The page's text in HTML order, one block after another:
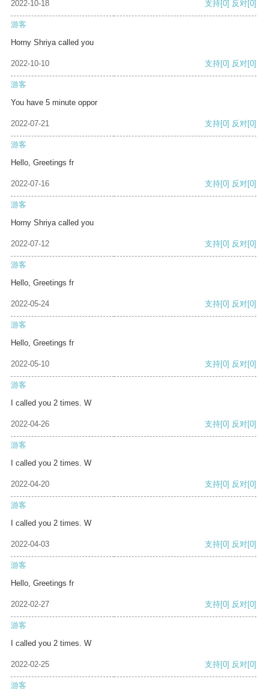
2022-10-18 支持[0] 反对[0]
游客
Horny Shriya called you
2022-10-10 支持[0] 反对[0]
游客
You have 5 minute oppor
2022-07-21 支持[0] 反对[0]
游客
Hello, Greetings fr
2022-07-16 支持[0] 反对[0]
游客
Horny Shriya called you
2022-07-12 支持[0] 反对[0]
游客
Hello, Greetings fr
2022-05-24 支持[0] 反对[0]
游客
Hello, Greetings fr
2022-05-10 支持[0] 反对[0]
游客
I called you 2 times. W
2022-04-26 支持[0] 反对[0]
游客
I called you 2 times. W
2022-04-20 支持[0] 反对[0]
游客
I called you 2 times. W
2022-04-03 支持[0] 反对[0]
游客
Hello, Greetings fr
2022-02-27 支持[0] 反对[0]
游客
I called you 2 times. W
2022-02-25 支持[0] 反对[0]
游客